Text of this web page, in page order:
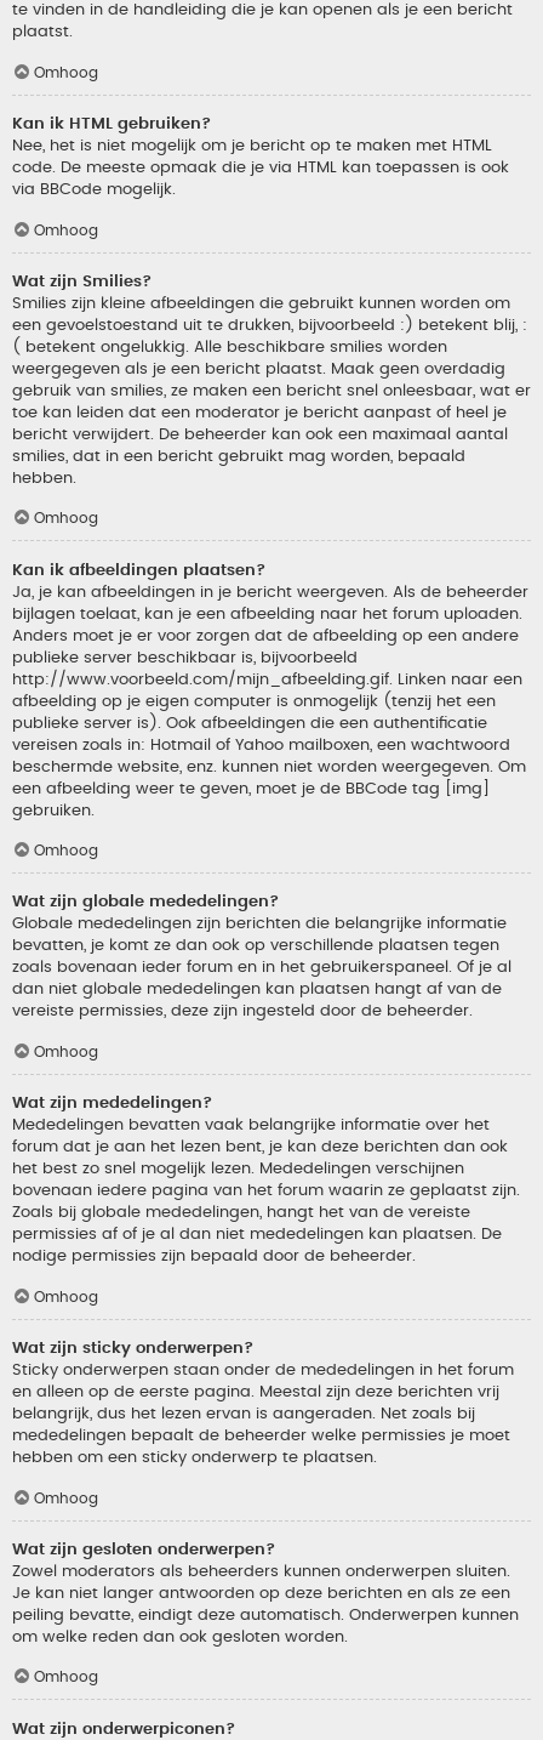
te vinden in de handleiding die je kan openen als je een bericht
plaatst.
Omhoog
Kan ik HTML gebruiken?
Nee, het is niet mogelijk om je bericht op te maken met HTML
code. De meeste opmaak die je via HTML kan toepassen is ook
via BBCode mogelijk.
Omhoog
Wat zijn Smilies?
Smilies zijn kleine afbeeldingen die gebruikt kunnen worden om
een gevoelstoestand uit te drukken, bijvoorbeeld :) betekent blij, :
( betekent ongelukkig. Alle beschikbare smilies worden
weergegeven als je een bericht plaatst. Maak geen overdadig
gebruik van smilies, ze maken een bericht snel onleesbaar, wat er
toe kan leiden dat een moderator je bericht aanpast of heel je
bericht verwijdert. De beheerder kan ook een maximaal aantal
smilies, dat in een bericht gebruikt mag worden, bepaald
hebben.
Omhoog
Kan ik afbeeldingen plaatsen?
Ja, je kan afbeeldingen in je bericht weergeven. Als de beheerder
bijlagen toelaat, kan je een afbeelding naar het forum uploaden.
Anders moet je er voor zorgen dat de afbeelding op een andere
publieke server beschikbaar is, bijvoorbeeld
http://www.voorbeeld.com/mijn_afbeelding.gif. Linken naar een
afbeelding op je eigen computer is onmogelijk (tenzij het een
publieke server is). Ook afbeeldingen die een authentificatie
vereisen zoals in: Hotmail of Yahoo mailboxen, een wachtwoord
beschermde website, enz. kunnen niet worden weergegeven. Om
een afbeelding weer te geven, moet je de BBCode tag [img]
gebruiken.
Omhoog
Wat zijn globale mededelingen?
Globale mededelingen zijn berichten die belangrijke informatie
bevatten, je komt ze dan ook op verschillende plaatsen tegen
zoals bovenaan ieder forum en in het gebruikerspaneel. Of je al
dan niet globale mededelingen kan plaatsen hangt af van de
vereiste permissies, deze zijn ingesteld door de beheerder.
Omhoog
Wat zijn mededelingen?
Mededelingen bevatten vaak belangrijke informatie over het
forum dat je aan het lezen bent, je kan deze berichten dan ook
het best zo snel mogelijk lezen. Mededelingen verschijnen
bovenaan iedere pagina van het forum waarin ze geplaatst zijn.
Zoals bij globale mededelingen, hangt het van de vereiste
permissies af of je al dan niet mededelingen kan plaatsen. De
nodige permissies zijn bepaald door de beheerder.
Omhoog
Wat zijn sticky onderwerpen?
Sticky onderwerpen staan onder de mededelingen in het forum
en alleen op de eerste pagina. Meestal zijn deze berichten vrij
belangrijk, dus het lezen ervan is aangeraden. Net zoals bij
mededelingen bepaalt de beheerder welke permissies je moet
hebben om een sticky onderwerp te plaatsen.
Omhoog
Wat zijn gesloten onderwerpen?
Zowel moderators als beheerders kunnen onderwerpen sluiten.
Je kan niet langer antwoorden op deze berichten en als ze een
peiling bevatte, eindigt deze automatisch. Onderwerpen kunnen
om welke reden dan ook gesloten worden.
Omhoog
Wat zijn onderwerpiconen?